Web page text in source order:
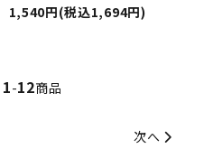
1,540円(税込1,694円)
1-12商品
次へ